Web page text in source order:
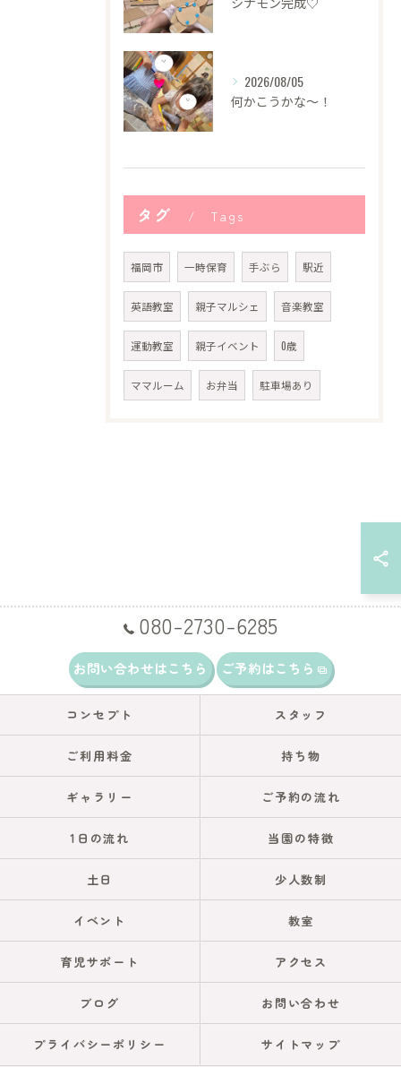
2026/08/05
何かこうかな〜！
タグ Tags
福岡市 一時保育 手ぶら 駅近
英語教室 親子マルシェ 音楽教室
運動教室 親子イベント 0歳
ママルーム お弁当 駐車場あり
080-2730-6285
お問い合わせはこちら ご予約はこちら
コンセプト スタッフ
ご利用料金 持ち物
ギャラリー ご予約の流れ
1日の流れ 当園の特徴
土日 少人数制
イベント 教室
育児サポート アクセス
ブログ お問い合わせ
プライバシーポリシー サイトマップ